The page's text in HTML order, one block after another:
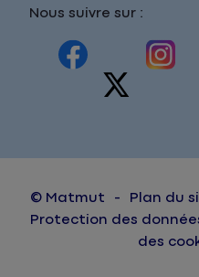
Nous suivre sur :
© Matmut Plan du
Protection des
des